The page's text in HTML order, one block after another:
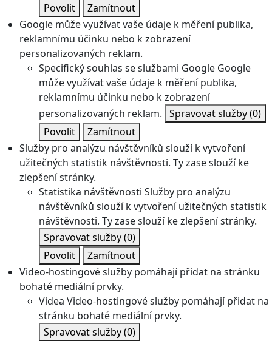
Povolit
Zamítnout
Google může využívat vaše údaje k měření publika,
reklamnímu účinku nebo k zobrazení
personalizovaných reklam.
Specifický souhlas se službami Google Google
může využívat vaše údaje k měření publika,
reklamnímu účinku nebo k zobrazení
personalizovaných reklam. Spravovat služby(0)
Povolit
Zamítnout
Služby pro analýzu návštěvníků slouží k vytvoření
užitečných statistik návštěvnosti. Ty zase slouží ke
zlepšení stránky.
Statistika návštěvnosti Služby pro analýzu
návštěvníků slouží k vytvoření užitečných statistik
návštěvnosti. Ty zase slouží ke zlepšení stránky.
Spravovat služby(0)
Povolit
Zamítnout
Video-hostingové služby pomáhají přidat na stránku
bohaté mediální prvky.
Videa Video-hostingové služby pomáhají přidat na
stránku bohaté mediální prvky.
Spravovat služby(0)